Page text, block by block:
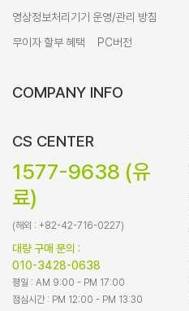
영상정보처리기기 운영/관리 방침
무이자 할부 혜택
PC버전
COMPANY INFO
CS CENTER
1577-9638 (유
료)
(해외 : +82-42-716-0227)
대량 구매 문의 :
010-3428-0638
평일 : AM 9:00 - PM 17:00
점심시간 : PM 12:00 - PM 13:30